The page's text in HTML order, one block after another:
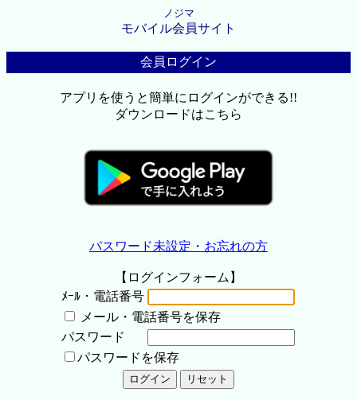
ノジマ
モバイル会員サイト
会員ログイン
アプリを使うと簡単にログインができる!!
ダウンロードはこちら
パスワード未設定・お忘れの方
【ログインフォーム】
ﾒｰﾙ・電話番号
メール・電話番号を保存
パスワード
パスワードを保存